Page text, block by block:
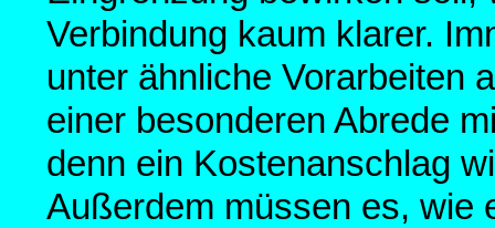
Verbindung kaum klarer.
unter ähnliche Vorarbeiten
einer besonderen Abrede
denn ein Kostenanschlag
Außerdem müssen es, wie